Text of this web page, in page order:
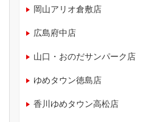
岡山アリオ倉敷店
広島府中店
山口・おのだサンパーク店
ゆめタウン徳島店
香川ゆめタウン高松店